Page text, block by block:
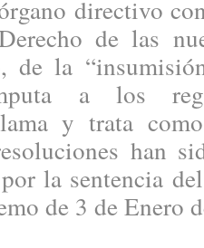
directivo
de las
de la
a los
y trata
han
la sentencia
de 3 de Enero